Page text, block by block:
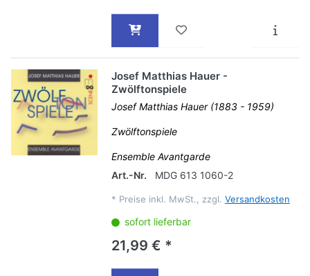
Josef Matthias Hauer -
Zwölftonspiele
Josef Matthias Hauer (1883 - 1959)
Zwölftonspiele
Ensemble Avantgarde
Art.-Nr.
MDG 613 1060-2
* Preise inkl. MwSt., zzgl. Versandkosten
sofort lieferbar
21,99 € *